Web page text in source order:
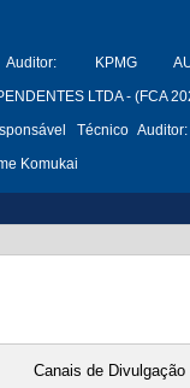
Auditor:
KPMG
LTDA - (FCA
Técnico Auditor:
Komukai